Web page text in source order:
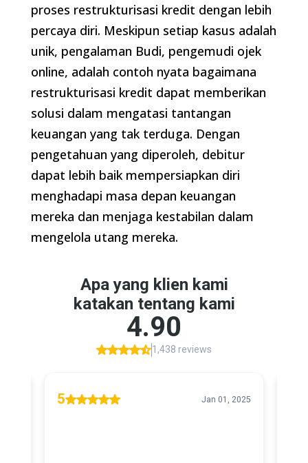
proses restrukturisasi kredit dengan lebih
percaya diri. Meskipun setiap kasus adalah
unik, pengalaman Budi, pengemudi ojek
online, adalah contoh nyata bagaimana
restrukturisasi kredit dapat memberikan
solusi dalam mengatasi tantangan
keuangan yang tak terduga. Dengan
pengetahuan yang diperoleh, debitur
dapat lebih baik mempersiapkan diri
menghadapi masa depan keuangan
mereka dan menjaga kestabilan dalam
mengelola utang mereka.